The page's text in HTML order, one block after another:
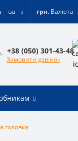
ua грн. Валюта
+38 (050) 301-43-48
Замовити дзвінок
головка